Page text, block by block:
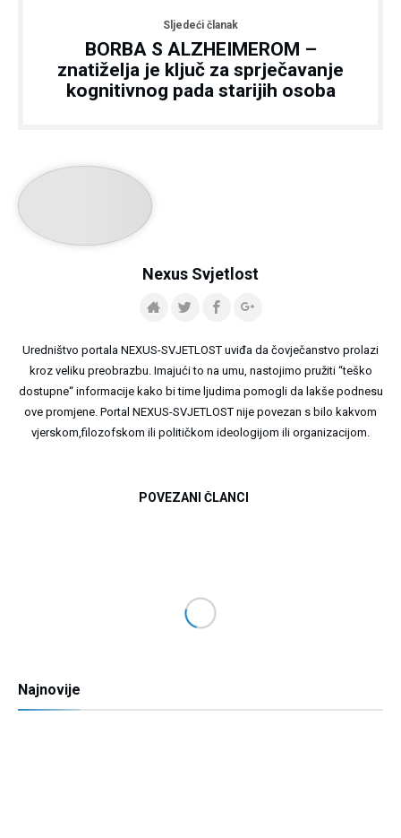
Sljedeći članak
BORBA S ALZHEIMEROM –
znatiželja je ključ za sprječavanje
kognitivnog pada starijih osoba
Nexus Svjetlost
Uredništvo portala NEXUS-SVJETLOST uviđa da čovječanstvo prolazi
kroz veliku preobrazbu. Imajući to na umu, nastojimo pružiti “teško
dostupne“ informacije kako bi time ljudima pomogli da lakše podnesu
ove promjene. Portal NEXUS-SVJETLOST nije povezan s bilo kakvom
vjerskom,filozofskom ili političkom ideologijom ili organizacijom.
POVEZANI ČLANCI
Najnovije